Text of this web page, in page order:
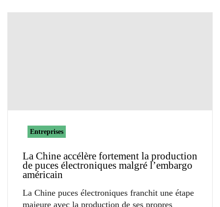
Entreprises
La Chine accélère fortement la production
de puces électroniques malgré l’embargo
américain
La Chine puces électroniques franchit une étape
majeure avec la production de ses propres